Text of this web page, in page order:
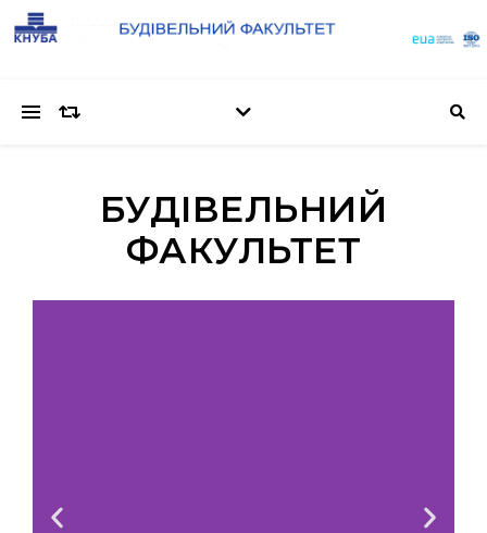
БУДІВЕЛЬНИЙ
ФАКУЛЬТЕТ